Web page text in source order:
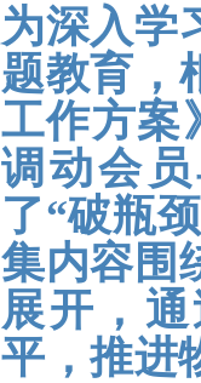
为深入学
题教育，
工作方案
调动会
了“破瓶
集内容围
展开，
平，推进